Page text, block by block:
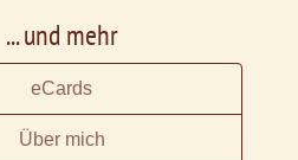
... und mehr
eCards
Über mich